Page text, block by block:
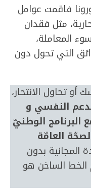
فاقمت عوامل
مثل فقدان
المعاملة،
التي تحول دون
تحاول الانتحار،
النفسي و
البرنامج الوطنيّ
العامّة
المجانية بدون
الساخن هو